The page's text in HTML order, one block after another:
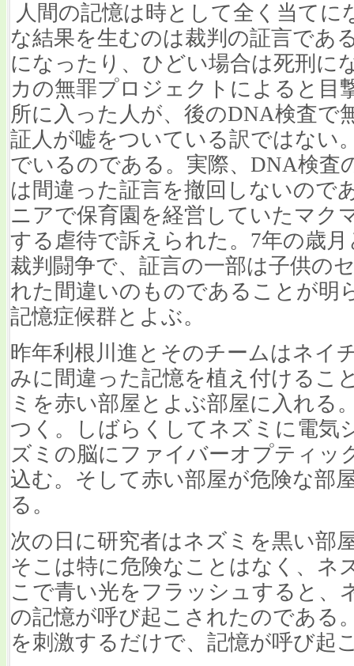
人間の記憶は時として全く当て
な結果を生むのは裁判の証言であ
になったり、ひどい場合は死刑に
カの無罪プロジェクトによると目
所に入った人が、後のDNA検査で
証人が嘘をついている訳ではない
でいるのである。実際、DNA検査
は間違った証言を撤回しないので
ニアで保育園を経営していたマク
する虐待で訴えられた。7年の歳
裁判闘争で、証言の一部は子供の
れた間違いのものであることが明
記憶症候群とよぶ。
昨年利根川進とそのチームはネイ
みに間違った記憶を植え付けるこ
ミを赤い部屋とよぶ部屋に入れる
つく。しばらくしてネズミに電気
ズミの脳にファイバーオプティッ
込む。そして赤い部屋が危険な部
る。
次の日に研究者はネズミを黒い部
そこは特に危険なことはなく、ネ
こで青い光をフラッシュすると、
の記憶が呼び起こされたのである
を刺激するだけで、記憶が呼び起